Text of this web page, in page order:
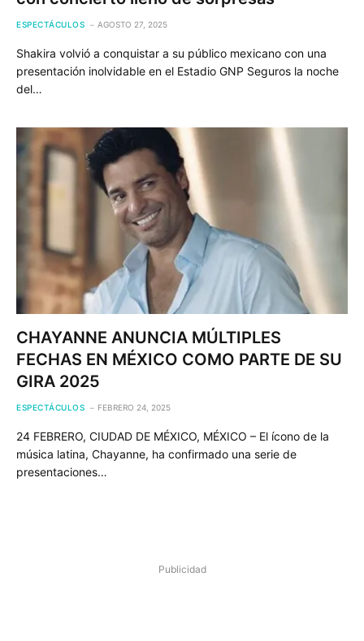
ESPECTÁCULOS AGOSTO 27, 2025
Shakira volvió a conquistar a su público mexicano con una
presentación inolvidable en el Estadio GNP Seguros la noche
del…
CHAYANNE ANUNCIA MÚLTIPLES
FECHAS EN MÉXICO COMO PARTE DE SU
GIRA 2025
ESPECTÁCULOS FEBRERO 24, 2025
24 FEBRERO, CIUDAD DE MÉXICO, MÉXICO – El ícono de la
música latina, Chayanne, ha confirmado una serie de
presentaciones…
Publicidad